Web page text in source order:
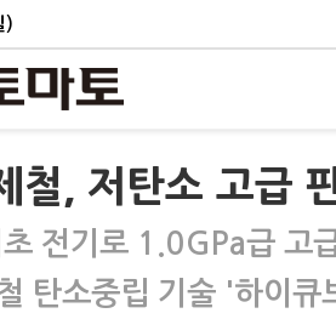
)
철, 저탄소 고급
전기로 1.0GPa급 고
탄소중립 기술 '하이큐